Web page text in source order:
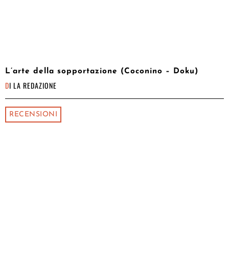
L’arte della sopportazione (Coconino – Doku)
DI LA REDAZIONE
RECENSIONI